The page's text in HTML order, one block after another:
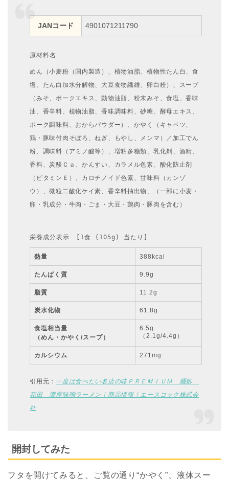
JANコード 4901071211790
原材料名
めん（小麦粉（国内製造）、植物油脂、植物性たん白、食
塩、たん白加水分解物、大豆食物繊維、卵白粉）、スープ
（みそ、ポークエキス、動物油脂、粉末みそ、食塩、香味
油、香辛料、植物油脂、香味調味料、砂糖、酵母エキス、
ポーク調味料、おからパウダー）、かやく（キャベツ、
鶏・豚味付肉そぼろ、ねぎ、もやし、メンマ）／加工でん
粉、調味料（アミノ酸等）、増粘多糖類、乳化剤、酒精、
香料、炭酸Ｃａ、かんすい、カラメル色素、酸化防止剤
（ビタミンＥ）、カロチノイド色素、甘味料（カンゾ
ウ）、微粒二酸化ケイ素、香辛料抽出物、（一部に小麦・
卵・乳成分・牛肉・ごま・大豆・鶏肉・豚肉を含む）
栄養成分表示　[1食 (105g) 当たり]
熱量 388kcal
たんぱく質 9.9g
脂質 11.2g
炭水化物 61.8g
食塩相当量
（めん・かやく/スープ）
6.5g
（2.1g/4.4g）
カルシウム 271mg
引用元： 一度は食べたい名店の味ＰＲＥＭＩＵＭ 麺処
花田 濃厚味噌ラーメン｜商品情報｜エースコック株式会
社
開封してみた
フタを開けてみると、ご覧の通り“かやく”、液体スー